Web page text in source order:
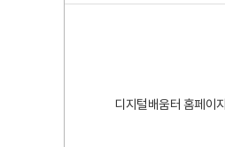
디지털배움터 홈페이지